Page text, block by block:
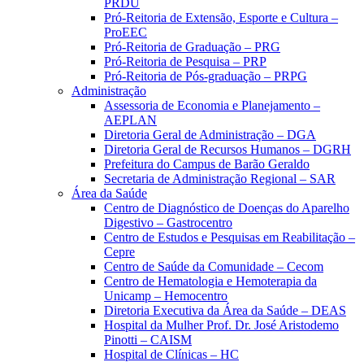
PRDU
Pró-Reitoria de Extensão, Esporte e Cultura –
ProEEC
Pró-Reitoria de Graduação – PRG
Pró-Reitoria de Pesquisa – PRP
Pró-Reitoria de Pós-graduação – PRPG
Administração
Assessoria de Economia e Planejamento –
AEPLAN
Diretoria Geral de Administração – DGA
Diretoria Geral de Recursos Humanos – DGRH
Prefeitura do Campus de Barão Geraldo
Secretaria de Administração Regional – SAR
Área da Saúde
Centro de Diagnóstico de Doenças do Aparelho
Digestivo – Gastrocentro
Centro de Estudos e Pesquisas em Reabilitação –
Cepre
Centro de Saúde da Comunidade – Cecom
Centro de Hematologia e Hemoterapia da
Unicamp – Hemocentro
Diretoria Executiva da Área da Saúde – DEAS
Hospital da Mulher Prof. Dr. José Aristodemo
Pinotti – CAISM
Hospital de Clínicas – HC